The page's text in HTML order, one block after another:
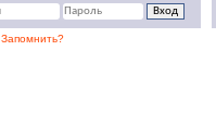
Запомнить?